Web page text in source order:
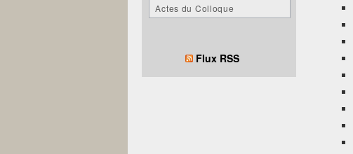
Actes du Colloque
Flux RSS